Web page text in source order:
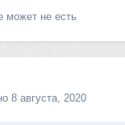
может не есть
8 августа, 2020